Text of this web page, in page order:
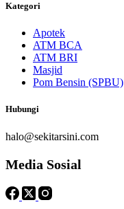
Kategori
Apotek
ATM BCA
ATM BRI
Masjid
Pom Bensin (SPBU)
Hubungi
halo@sekitarsini.com
Media Sosial